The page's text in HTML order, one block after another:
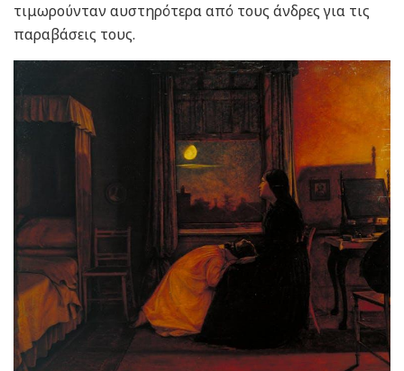
τιμωρούνταν αυστηρότερα από τους άνδρες για τις
παραβάσεις τους.